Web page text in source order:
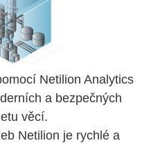
Netilion Analytics
a bezpečných
věcí.
Netilion je rychlé a